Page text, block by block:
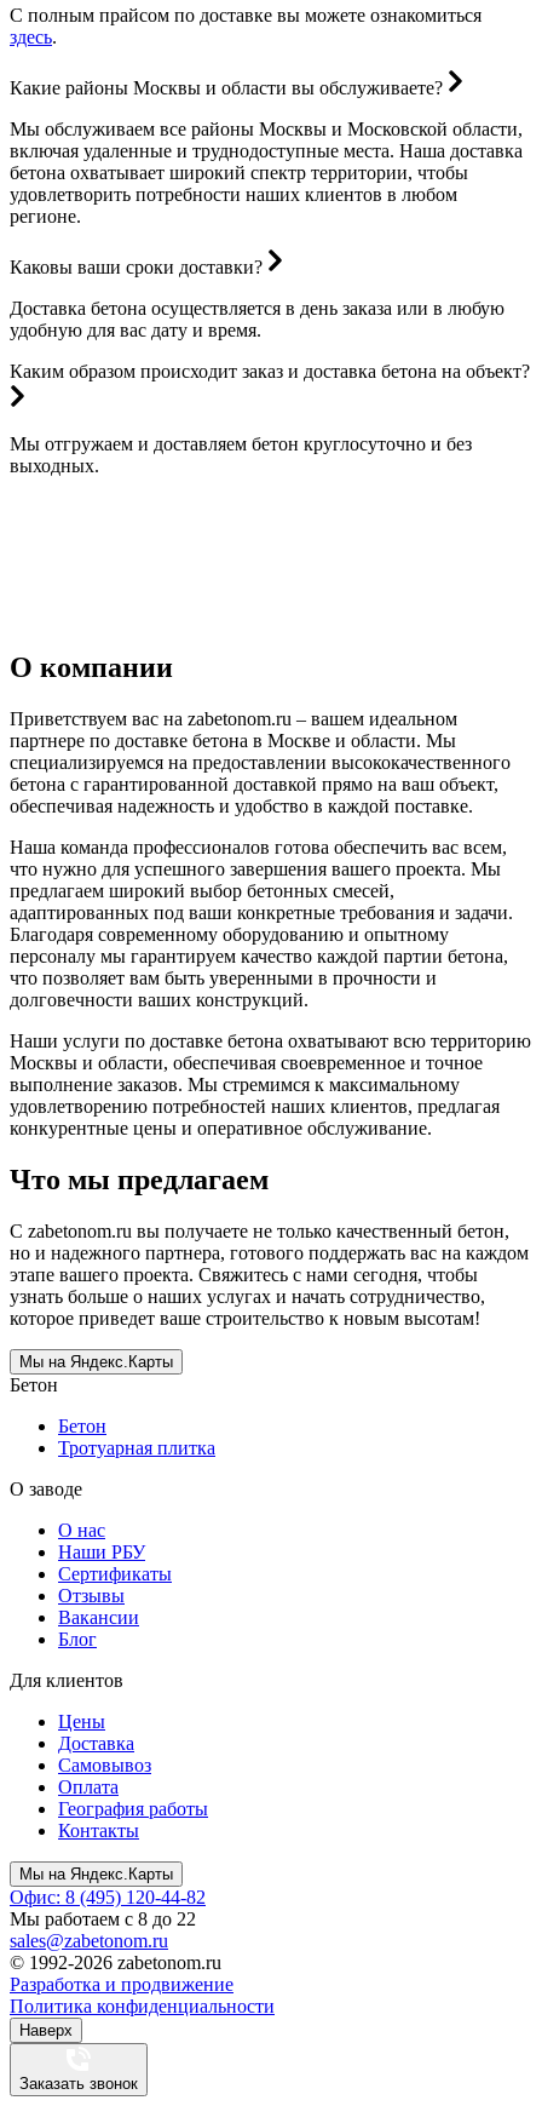
С полным прайсом по доставке вы можете ознакомиться
здесь.
Какие районы Москвы и области вы обслуживаете?
Мы обслуживаем все районы Москвы и Московской области,
включая удаленные и труднодоступные места. Наша доставка
бетона охватывает широкий спектр территории, чтобы
удовлетворить потребности наших клиентов в любом
регионе.
Каковы ваши сроки доставки?
Доставка бетона осуществляется в день заказа или в любую
удобную для вас дату и время.
Каким образом происходит заказ и доставка бетона на объект?
Мы отгружаем и доставляем бетон круглосуточно и без
выходных.
О компании
Приветствуем вас на zabetonom.ru – вашем идеальном
партнере по доставке бетона в Москве и области. Мы
специализируемся на предоставлении высококачественного
бетона с гарантированной доставкой прямо на ваш объект,
обеспечивая надежность и удобство в каждой поставке.
Наша команда профессионалов готова обеспечить вас всем,
что нужно для успешного завершения вашего проекта. Мы
предлагаем широкий выбор бетонных смесей,
адаптированных под ваши конкретные требования и задачи.
Благодаря современному оборудованию и опытному
персоналу мы гарантируем качество каждой партии бетона,
что позволяет вам быть уверенными в прочности и
долговечности ваших конструкций.
Наши услуги по доставке бетона охватывают всю территорию
Москвы и области, обеспечивая своевременное и точное
выполнение заказов. Мы стремимся к максимальному
удовлетворению потребностей наших клиентов, предлагая
конкурентные цены и оперативное обслуживание.
Что мы предлагаем
С zabetonom.ru вы получаете не только качественный бетон,
но и надежного партнера, готового поддержать вас на каждом
этапе вашего проекта. Свяжитесь с нами сегодня, чтобы
узнать больше о наших услугах и начать сотрудничество,
которое приведет ваше строительство к новым высотам!
Мы на Яндекс.Карты
Бетон
Бетон
Тротуарная плитка
О заводе
О нас
Наши РБУ
Сертификаты
Отзывы
Вакансии
Блог
Для клиентов
Цены
Доставка
Самовывоз
Оплата
География работы
Контакты
Мы на Яндекс.Карты
Офис: 8 (495) 120-44-82
Мы работаем с 8 до 22
sales@zabetonom.ru
© 1992-2026 zabetonom.ru
Разработка и продвижение
Политика конфиденциальности
Наверх
Заказать звонок